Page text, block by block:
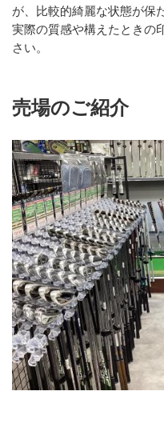
が、比較的綺麗な状態が保
実際の質感や構えたときの
さい。
売場のご紹介